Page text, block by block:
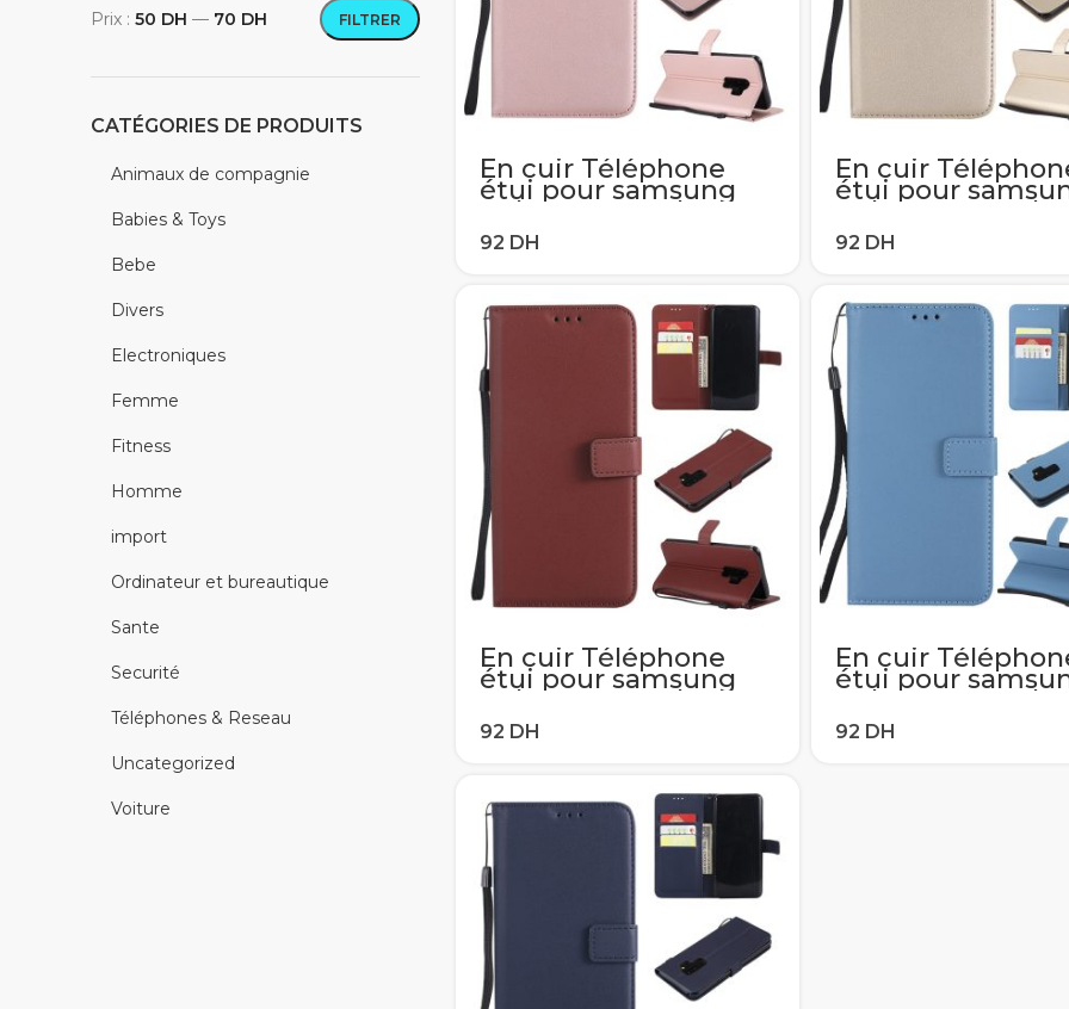
Prix min
Prix max FILTRER
Prix : 50 DH — 70 DH
CATÉGORIES DE PRODUITS
Animaux de compagnie
Babies & Toys
Bebe
Divers
Electroniques
Femme
Fitness
Homme
import
Ordinateur et bureautique
Sante
Securité
Téléphones & Reseau
Uncategorized
Voiture
En cuir Téléphone
étui pour samsung
Galaxy A6 A8 Plus J2
J4 J6 J8 2018 J1 J3 J5
J7 2016 A7 A3 A5 2017
porte-carte
Couverture
En cuir
étui pour
Galaxy A6 A8 Plus
J4 J6 J8 2018 J1 J3
J7 2016 A7 A3 A5
porte-carte
Couverture
En cuir Téléphone
étui pour samsung
Galaxy A6 A8 Plus J2
J4 J6 J8 2018 J1 J3 J5
J7 2016 A7 A3 A5 2017
Couverture
En cuir
étui pour
Galaxy A6 A8 Plus
J4 J6 J8 2018 J1 J3
J7 2016 A7 A3 A5